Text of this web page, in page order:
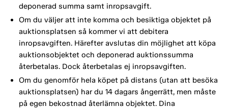
deponerad summa samt inropsavgift.
Om du väljer att inte komma och besiktiga objektet på
auktionsplatsen så kommer vi att debitera
inropsavgiften. Härefter avslutas din möjlighet att köpa
auktionsobjektet och deponerad auktionssumma
återbetalas. Dock återbetalas ej inropsavgiften.
Om du genomför hela köpet på distans (utan att besöka
auktionsplatsen) har du 14 dagars ångerrätt, men måste
på egen bekostnad återlämna objektet. Dina